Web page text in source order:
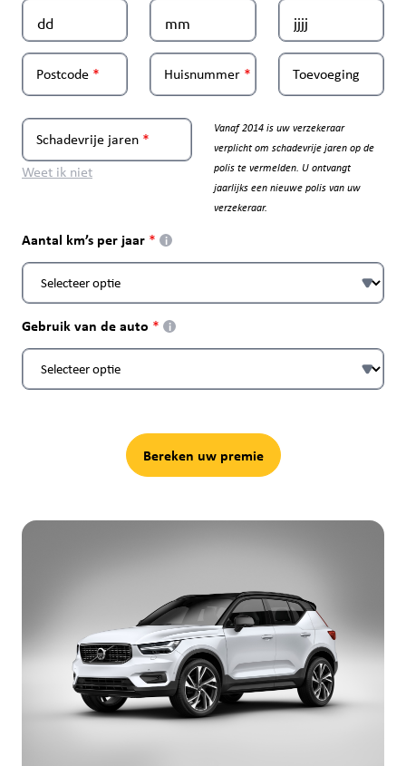
Postcode Huisnummer Toevoeging
Schadevrije jaren
Weet ik niet
Vanaf 2014 is uw verzekeraar
verplicht om schadevrije jaren op de
polis te vermelden. U ontvangt
jaarlijks een nieuwe polis van uw
verzekeraar.
Aantal km’s per jaar i
Gebruik van de auto i
Bereken uw premie